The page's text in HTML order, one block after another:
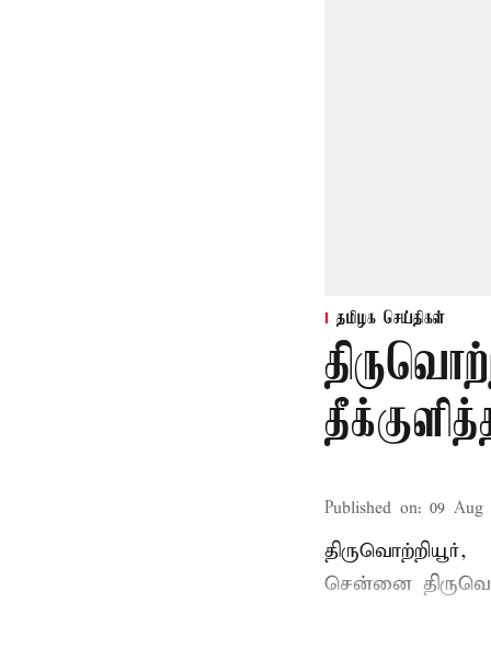
தமிழக செய்திகள்
Published on: 09 Aug
திருவொற்றியூர்,
சென்னை